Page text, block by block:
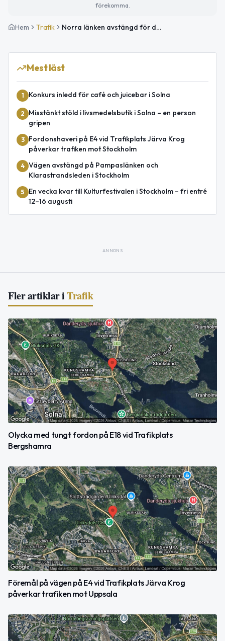
förekomma.
Hem Trafik Norra länken avstängd för drift- och underhållsarbeten
Mest läst
1 Konkurs inledd för café och juicebar i Solna
2
Misstänkt stöld i livsmedelsbutik i Solna – en person
gripen
3
Fordonshaveri på E4 vid Trafikplats Järva Krog
påverkar trafiken mot Stockholm
4 Vägen avstängd på Pampaslänken och
Klarastrandsleden i Stockholm
5
En vecka kvar till Kulturfestivalen i Stockholm – fri entré
12–16 augusti
ANNONS
Fler artiklar iTrafik
Olycka med tungt fordon på E18 vid Trafikplats
Bergshamra
Föremål på vägen på E4 vid Trafikplats Järva Krog
påverkar trafiken mot Uppsala